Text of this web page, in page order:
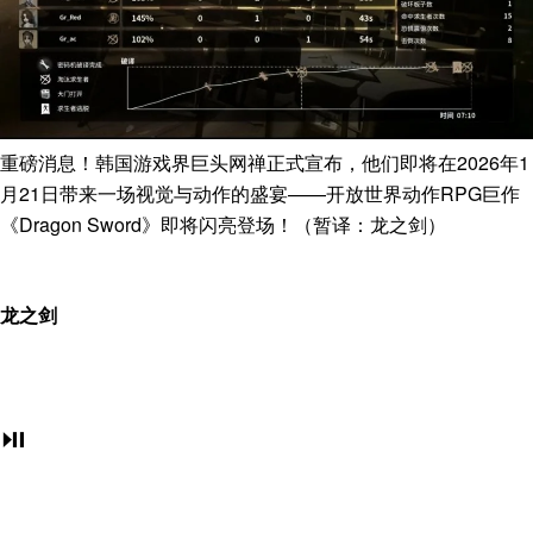
重磅消息！韩国游戏界巨头网禅正式宣布，他们即将在2026年1
月21日带来一场视觉与动作的盛宴——开放世界动作RPG巨作
《Dragon Sword》即将闪亮登场！（暂译：龙之剑）
龙之剑
⏯️